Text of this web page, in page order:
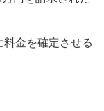
金を確定させる